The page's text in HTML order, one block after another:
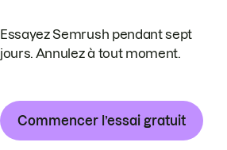
Essayez Semrush pendant sept
jours. Annulez à tout moment.
Commencer l’essai gratuit